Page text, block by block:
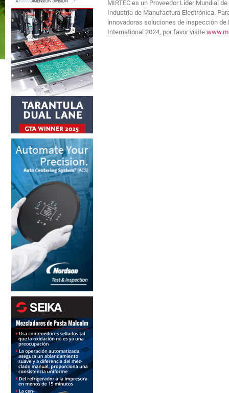
MIRTEC es un Proveedor Líder Mundial
Industria de Manufactura Electrónica.
innovadoras soluciones de inspección
International 2024, por favor visite